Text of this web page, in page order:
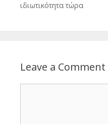
ιδιωτικότητα τώρα
Leave a Comment